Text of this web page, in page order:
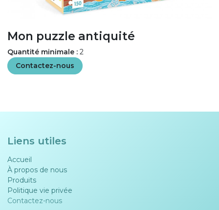
Mon puzzle antiquité
Quantité minimale : 2
Contactez-nous
Liens utiles
Accueil
À propos de nous
Produits
Politique vie privée​​
Contactez-nous